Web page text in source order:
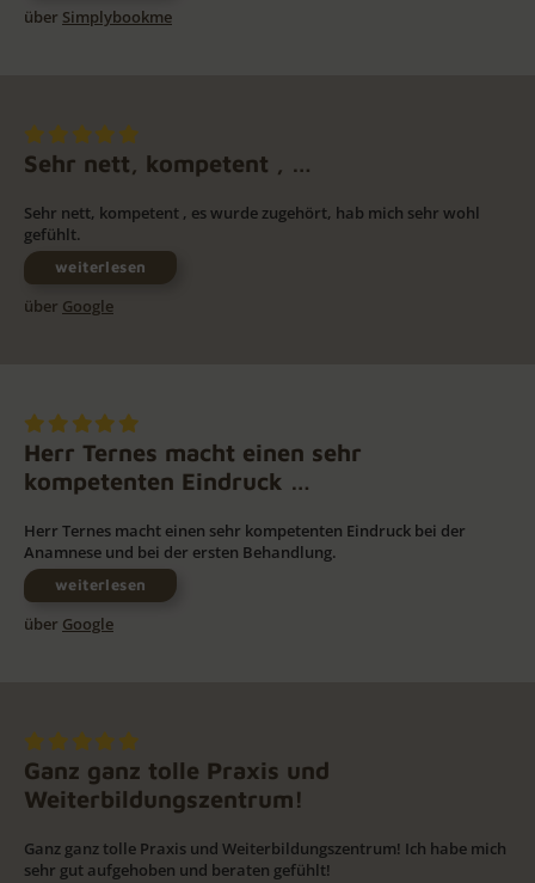
über Simplybookme
Sehr nett, kompetent , …
Sehr nett, kompetent , es wurde zugehört, hab mich sehr wohl
gefühlt.
weiterlesen
über Google
Herr Ternes macht einen sehr
kompetenten Eindruck …
Herr Ternes macht einen sehr kompetenten Eindruck bei der
Anamnese und bei der ersten Behandlung.
weiterlesen
über Google
Ganz ganz tolle Praxis und
Weiterbildungszentrum!
Ganz ganz tolle Praxis und Weiterbildungszentrum! Ich habe mich
sehr gut aufgehoben und beraten gefühlt!